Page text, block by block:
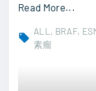
尼
：
Read More..."
ALL BRAF
素瘤